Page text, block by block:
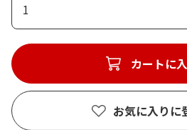
1
カートに
お気に入りに